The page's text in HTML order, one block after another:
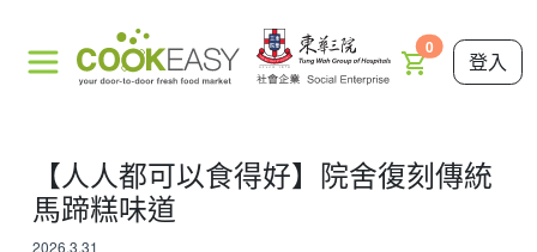
0
登入
【人人都可以食得好】院舍復刻傳統
馬蹄糕味道
2026.3.31